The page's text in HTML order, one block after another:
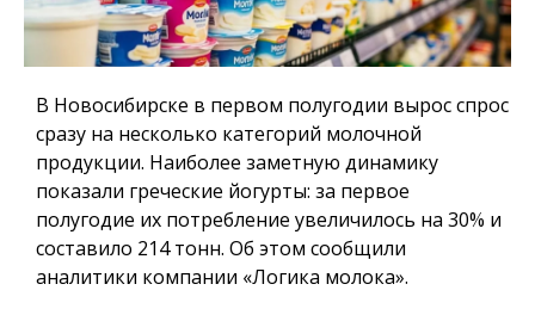
В Новосибирске в первом полугодии вырос спрос
сразу на несколько категорий молочной
продукции. Наиболее заметную динамику
показали греческие йогурты: за первое
полугодие их потребление увеличилось на 30% и
составило 214 тонн. Об этом сообщили
аналитики компании «Логика молока».